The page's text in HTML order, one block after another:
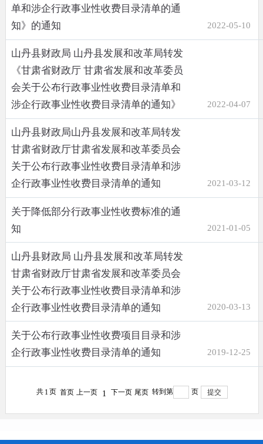
单和涉企行政事业性收费目录清单的通
知》的通知
2022-05-10
山丹县财政局 山丹县发展和改革局转发
《甘肃省财政厅 甘肃省发展和改革委员
会关于公布行政事业性收费目录清单和
涉企行政事业性收费目录清单的通知》
2022-04-07
山丹县财政局山丹县发展和改革局转发
甘肃省财政厅甘肃省发展和改革委员会
关于公布行政事业性收费目录清单和涉
企行政事业性收费目录清单的通知
2021-03-12
关于降低部分行政事业性收费标准的通
知
2021-01-05
山丹县财政局 山丹县发展和改革局转发
甘肃省财政厅甘肃省发展和改革委员会
关于公布行政事业性收费目录清单和涉
企行政事业性收费目录清单的通知
2020-03-13
关于公布行政事业性收费项目目录和涉
企行政事业性收费目录清单的通知
2019-12-25
共 1页 首页 上一页 1 下一页 尾页 转到第 页 提交